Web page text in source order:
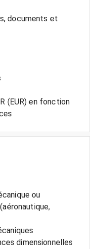
documents et
(EUR) en fonction
ou
dimensionnelles